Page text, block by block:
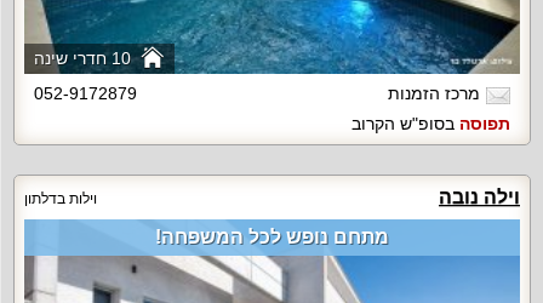
10 חדרי שינה
מרכז הזמנות
052-9172879
תפוסה בסופ"ש הקרוב
וילה נובה וילות בדלתון
מתחם נופש לכל המשפחה!